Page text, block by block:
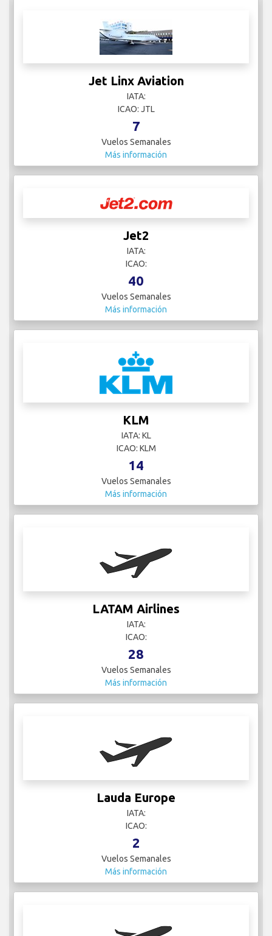
Jet Linx Aviation
IATA:
ICAO: JTL
7
Vuelos Semanales
Más información
Jet2
IATA:
ICAO:
40
Vuelos Semanales
Más información
KLM
IATA: KL
ICAO: KLM
14
Vuelos Semanales
Más información
LATAM Airlines
IATA:
ICAO:
28
Vuelos Semanales
Más información
Lauda Europe
IATA:
ICAO:
2
Vuelos Semanales
Más información